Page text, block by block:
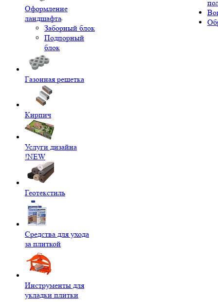
Оформление
ландшафта
Заборный блок
Подпорный
блок
Газонная решетка
Кирпич
Услуги дизайна
!NEW
Геотекстиль
Средства для ухода
за плиткой
Инструменты для
укладки плитки